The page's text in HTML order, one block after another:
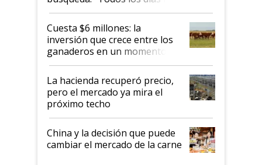
toca a algún productor”
Cuesta $6 millones: la
inversión que crece entre los
ganaderos en un momento
histórico para la actividad
La hacienda recuperó precio,
pero el mercado ya mira el
próximo techo
China y la decisión que puede
cambiar el mercado de la carne